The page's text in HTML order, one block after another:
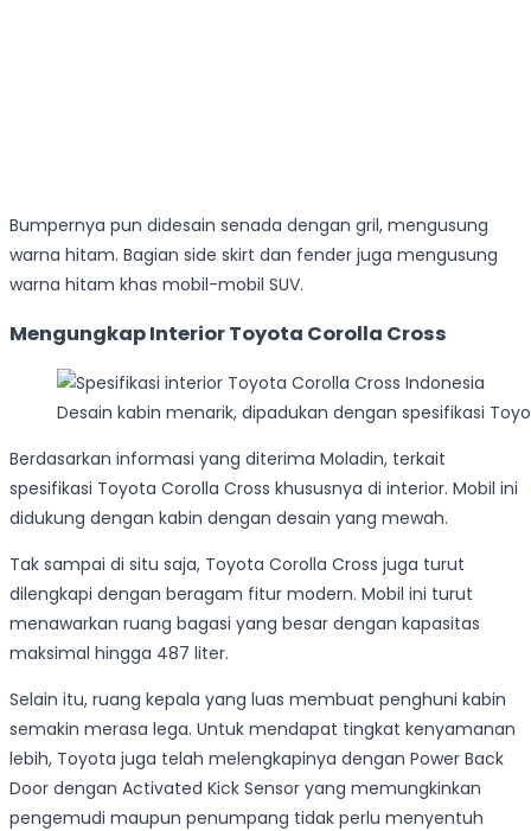
Bumpernya pun didesain senada dengan gril, mengusung
warna hitam. Bagian side skirt dan fender juga mengusung
warna hitam khas mobil-mobil SUV.
Mengungkap Interior Toyota Corolla Cross
Desain kabin menarik, dipadukan dengan spesifikasi
Berdasarkan informasi yang diterima Moladin, terkait
spesifikasi Toyota Corolla Cross khususnya di interior. Mobil ini
didukung dengan kabin dengan desain yang mewah.
Tak sampai di situ saja, Toyota Corolla Cross juga turut
dilengkapi dengan beragam fitur modern. Mobil ini turut
menawarkan ruang bagasi yang besar dengan kapasitas
maksimal hingga 487 liter.
Selain itu, ruang kepala yang luas membuat penghuni kabin
semakin merasa lega. Untuk mendapat tingkat kenyamanan
lebih, Toyota juga telah melengkapinya dengan Power Back
Door dengan Activated Kick Sensor yang memungkinkan
pengemudi maupun penumpang tidak perlu menyentuh